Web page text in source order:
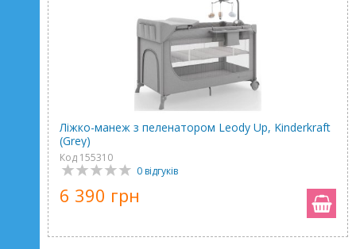
Ліжко-манеж з пеленатором Leody Up, Kinderkraft
(Grey)
Код 155310
0 відгуків
6 390 грн